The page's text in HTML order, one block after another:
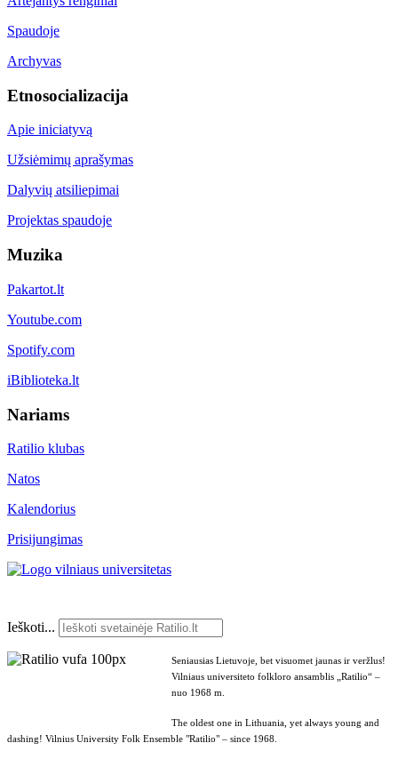
Spaudoje
Archyvas
Etnosocializacija
Apie iniciatyvą
Užsiėmimų aprašymas
Dalyvių atsiliepimai
Projektas spaudoje
Muzika
Pakartot.lt
Youtube.com
Spotify.com
iBiblioteka.lt
Nariams
Ratilio klubas
Natos
Kalendorius
Prisijungimas
Ieškoti...
Seniausias Lietuvoje, bet visuomet jaunas ir veržlus!
Vilniaus universiteto folkloro ansamblis „Ratilio“ –
nuo 1968 m.
The oldest one in Lithuania, yet always young and
dashing! Vilnius University Folk Ensemble "Ratilio" – since 1968.